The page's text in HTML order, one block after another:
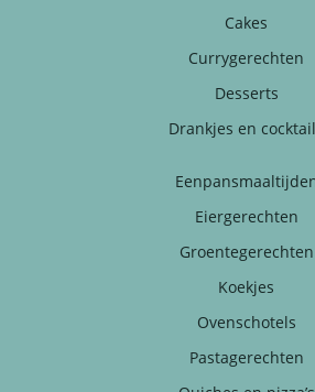
Cakes
Currygerechten
Desserts
Drankjes en
Eiergerechten
Groentegerechten
Koekjes
Ovenschotels
Pastagerechten